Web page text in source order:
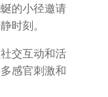
的小径邀请
时刻。
交互动和活
感官刺激和